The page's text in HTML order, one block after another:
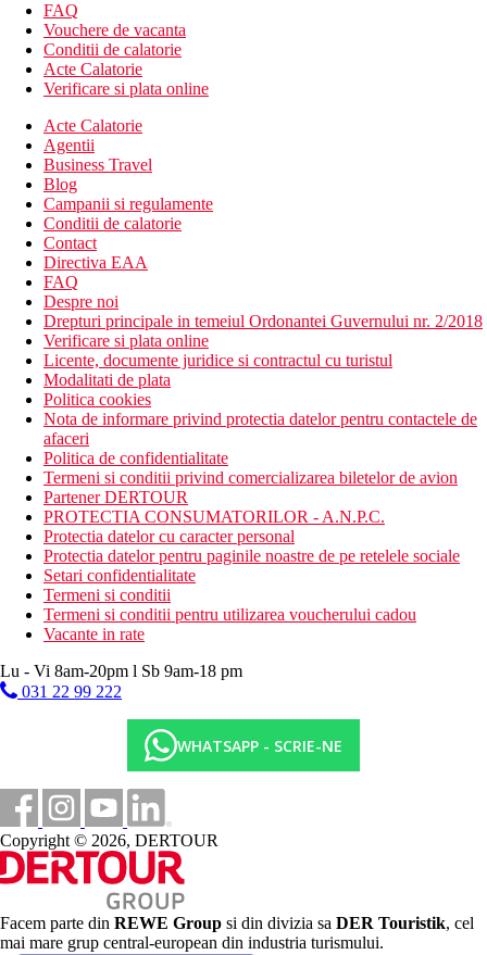
jacuzzi
sala de fitness
restaurant
baruri
servicii medicale la cerere
divertisment
centru aquatic
wellness & spa
magazin de suveniruri
organizari evenimente
Descrierea plajei
plaja cu nisisp
sezlonguri si umbrele gratuite
Activitati sportive gratuite
piscina
jacuzzi
muzica live
tenis de masa
tenis de camp
Activitati sportive contra cost
masaj, wellness & spa
sala de fitness
sporturi nautice pe plaja
Dieta
All Inclusive:
Sase restaurante ce servesc toate mesele zilei cu specific
culinar international (japonez, mexican, italian, american)
si local
Bar
Categoria oficiala
Vista Sol Punta Cana Beach Resort & Spa - Official Website
Distanţe
2 km
Magazine
0 m
FAQ
Vouchere de vacanta
Conditii de calatorie
Acte Calatorie
Verificare si plata online
Acte Calatorie
Agentii
Business Travel
Blog
Campanii si regulamente
Conditii de calatorie
Contact
Directiva EAA
FAQ
Despre noi
Drepturi principale in temeiul Ordonantei Guvernului nr. 2/2018
Verificare si plata online
Licente, documente juridice si contractul cu turistul
Modalitati de plata
Politica cookies
Nota de informare privind protectia datelor pentru contactele de
afaceri
Politica de confidentialitate
Termeni si conditii privind comercializarea biletelor de avion
Partener DERTOUR
PROTECTIA CONSUMATORILOR - A.N.P.C.
Protectia datelor cu caracter personal
Protectia datelor pentru paginile noastre de pe retelele sociale
Setari confidentialitate
Termeni si conditii
Termeni si conditii pentru utilizarea voucherului cadou
Vacante in rate
Lu - Vi 8am-20pm l Sb 9am-18 pm
031 22 99 222
WHATSAPP - SCRIE-NE
Copyright © 2026, DERTOUR
Facem parte din REWE Group si din divizia sa DER Touristik, cel
mai mare grup central-european din industria turismului.